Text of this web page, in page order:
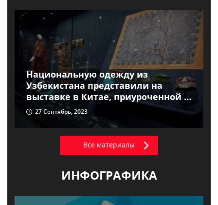
Национальную одежду из
Узбекистана представили на
выставке в Китае, приуроченной к
Азиатским играм
27 Сентябрь, 2023
Все материалы
ИНФОГРАФИКА